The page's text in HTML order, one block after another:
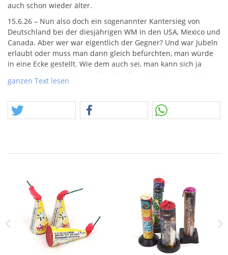
auch schon wieder älter.
15.6.26 – Nun also doch ein sogenannter Kantersieg von
Deutschland bei der diesjährigen WM in den USA, Mexico und
Canada. Aber wer war eigentlich der Gegner? Und war Jubeln
erlaubt oder muss man dann gleich befürchten, man würde
in eine Ecke gestellt. Wie dem auch sei, man kann sich ja
schon mal freuen. Das beflügelt hoffentlich Einige auch hier
bei uns. In Erwartung, dass es zum Jahresende eben auch
im Weg.
ganzen Text lesen